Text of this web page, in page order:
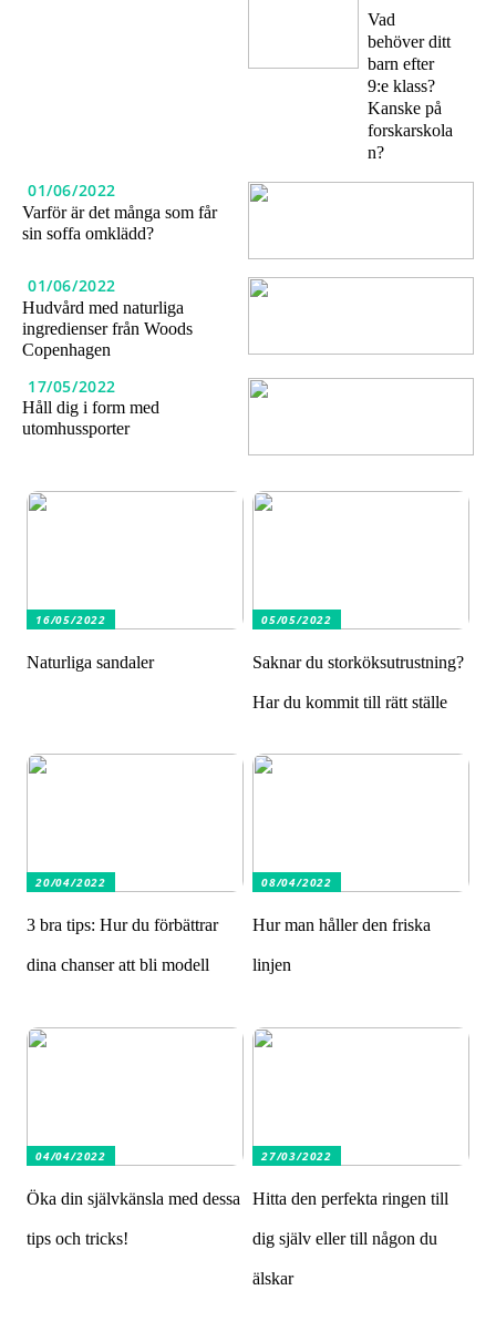
Vad
behöver ditt
barn efter
9:e klass?
Kanske på
forskarskola
n?
01/06/2022
Varför är det många som får
sin soffa omklädd?
01/06/2022
Hudvård med naturliga
ingredienser från Woods
Copenhagen
17/05/2022
Håll dig i form med
utomhussporter
16/05/2022
Naturliga sandaler
05/05/2022
Saknar du storköksutrustning?
Har du kommit till rätt ställe
20/04/2022
3 bra tips: Hur du förbättrar
dina chanser att bli modell
08/04/2022
Hur man håller den friska
linjen
04/04/2022
Öka din självkänsla med dessa
tips och tricks!
27/03/2022
Hitta den perfekta ringen till
dig själv eller till någon du
älskar